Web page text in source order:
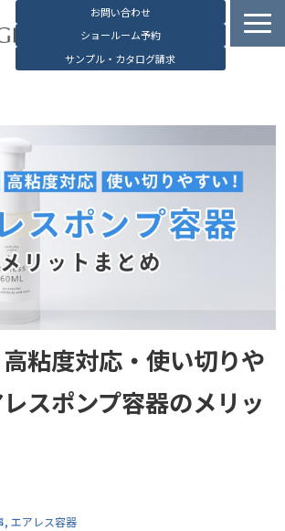
お問い合わせ
ショールーム予約
サンプル・カタログ請求
石堂硝子が選ばれる理由
お役立ち資料
ブログ
粘度対応・使い切りや
スポンプ容器のメリッ
エアレス容器